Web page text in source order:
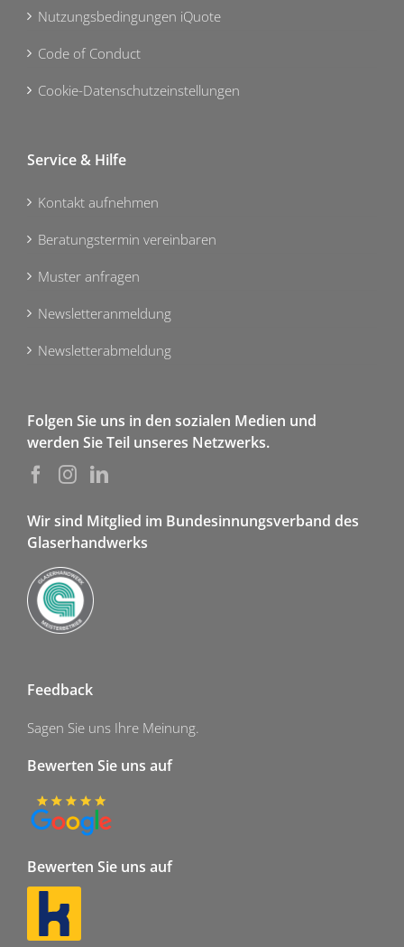
Nutzungsbedingungen iQuote
Code of Conduct
Cookie-Datenschutzeinstellungen
Service & Hilfe
Kontakt aufnehmen
Beratungstermin vereinbaren
Muster anfragen
Newsletteranmeldung
Newsletterabmeldung
Folgen Sie uns in den sozialen Medien und
werden Sie Teil unseres Netzwerks.
Wir sind Mitglied im Bundesinnungsverband des
Glaserhandwerks
Feedback
Sagen Sie uns Ihre Meinung.
Bewerten Sie uns auf
Bewerten Sie uns auf